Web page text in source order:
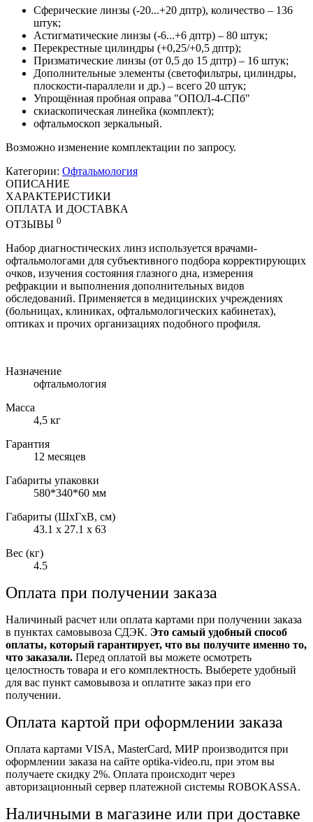
Сферические линзы (-20...+20 дптр), количество – 136
штук;
Астигматические линзы (-6...+6 дптр) – 80 штук;
Перекрестные цилиндры (+0,25/+0,5 дптр);
Призматические линзы (от 0,5 до 15 дптр) – 16 штук;
Дополнительные элементы (светофильтры, цилиндры,
плоскости-параллели и др.) – всего 20 штук;
Упрощённая пробная оправа "ОПОЛ-4-СПб"
скиаскопическая линейка (комплект);
офтальмоскоп зеркальный.
Возможно изменение комплектации по запросу.
Категории: Офтальмология
ОПИСАНИЕ
ХАРАКТЕРИСТИКИ
ОПЛАТА И ДОСТАВКА
ОТЗЫВЫ 0
Набор диагностических линз используется врачами-
офтальмологами для субъективного подбора корректирующих
очков, изучения состояния глазного дна, измерения
рефракции и выполнения дополнительных видов
обследований. Применяется в медицинских учреждениях
(больницах, клиниках, офтальмологических кабинетах),
оптиках и прочих организациях подобного профиля.
Назначение
офтальмология
Масса
4,5 кг
Гарантия
12 месяцев
Габариты упаковки
580*340*60 мм
Габариты (ШxГxВ, см)
43.1 x 27.1 x 63
Вес (кг)
4.5
Оплата при получении заказа
Наличиный расчет или оплата картами при получении заказа
в пунктах самовывоза СДЭК. Это самый удобный способ
оплаты, который гарантирует, что вы получите именно то,
что заказали. Перед оплатой вы можете осмотреть
целостность товара и его комплектность. Выберете удобный
для вас пункт самовывоза и оплатите заказ при его
получении.
Оплата картой при оформлении заказа
Оплата картами VISA, MasterCard, МИР производится при
оформлении заказа на сайте optika-video.ru, при этом вы
получаете скидку 2%. Оплата происходит через
авторизационный сервер платежной системы ROBOKASSA.
Наличными в магазине или при доставке